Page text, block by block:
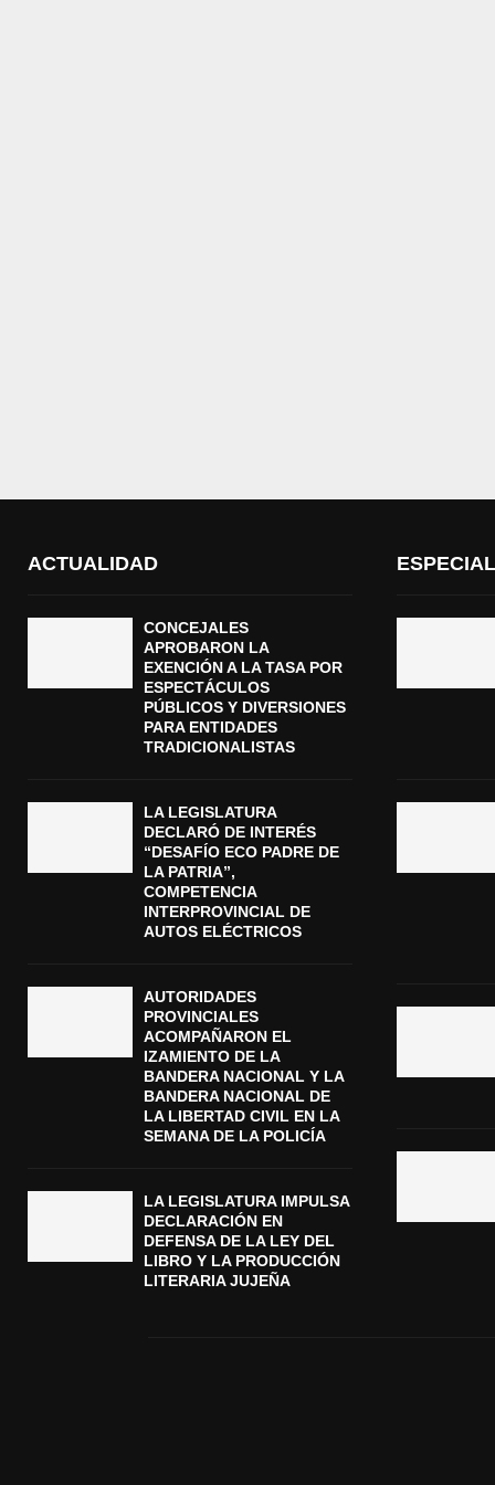
ACTUALIDAD
CONCEJALES
APROBARON LA
EXENCIÓN A LA TASA POR
ESPECTÁCULOS
PÚBLICOS Y DIVERSIONES
PARA ENTIDADES
TRADICIONALISTAS
LA LEGISLATURA
DECLARÓ DE INTERÉS
“DESAFÍO ECO PADRE DE
LA PATRIA”,
COMPETENCIA
INTERPROVINCIAL DE
AUTOS ELÉCTRICOS
AUTORIDADES
PROVINCIALES
ACOMPAÑARON EL
IZAMIENTO DE LA
BANDERA NACIONAL Y LA
BANDERA NACIONAL DE
LA LIBERTAD CIVIL EN LA
SEMANA DE LA POLICÍA
LA LEGISLATURA IMPULSA
DECLARACIÓN EN
DEFENSA DE LA LEY DEL
LIBRO Y LA PRODUCCIÓN
LITERARIA JUJEÑA